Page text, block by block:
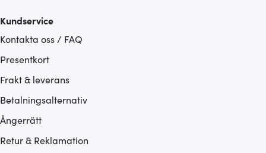
Kundservice
Kontakta oss / FAQ
Presentkort
Frakt & leverans
Betalningsalternativ
Ångerrätt
Retur & Reklamation